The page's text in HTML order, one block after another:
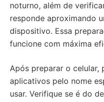
noturno, além de
responde aproximando
dispositivo. Essa
funcione com máxima
Após preparar o celular,
aplicativos pelo nome
usar. Verifique se é do